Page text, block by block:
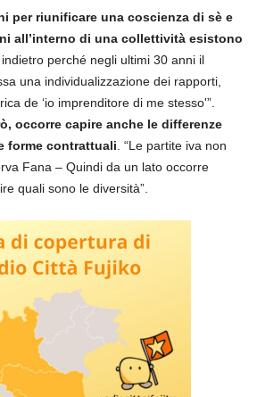
per riunificare una coscienza di sè e
all’interno di una collettività esistono
indietro perché negli ultimi 30 anni il
una individualizzazione dei rapporti,
de ‘io imprenditore di me stesso'”.
occorre capire anche le differenze
forme contrattuali . “Le partite iva non
Fana – Quindi da un lato occorre
quali sono le diversità”.